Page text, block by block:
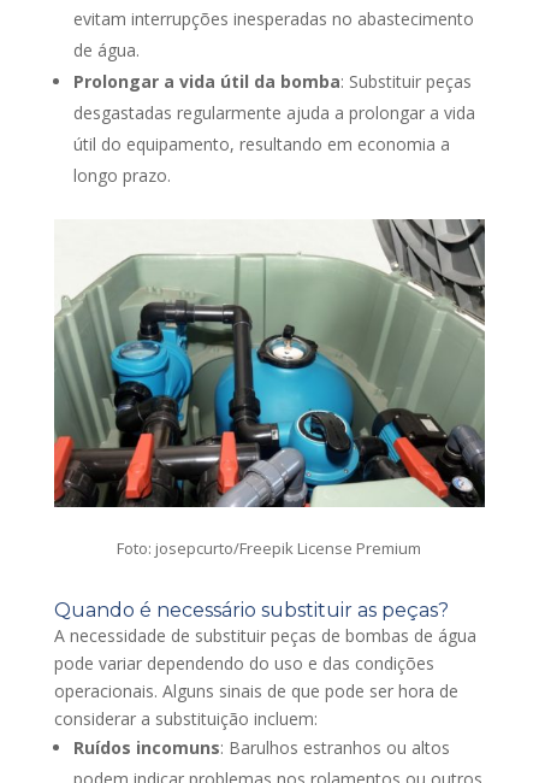
evitam interrupções inesperadas no abastecimento
de água.
Prolongar a vida útil da bomba: Substituir peças
desgastadas regularmente ajuda a prolongar a vida
útil do equipamento, resultando em economia a
longo prazo.
Foto: josepcurto/Freepik License Premium
Quando é necessário substituir as peças?
A necessidade de substituir peças de bombas de água
pode variar dependendo do uso e das condições
operacionais. Alguns sinais de que pode ser hora de
considerar a substituição incluem:
Ruídos incomuns: Barulhos estranhos ou altos
podem indicar problemas nos rolamentos ou outros